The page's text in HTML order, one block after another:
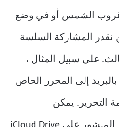
غروب الشمس أو في وضع
المشاركة السلسة
على سبيل المثال ،
إلى المحرر الخاص
التحرير. يمكن